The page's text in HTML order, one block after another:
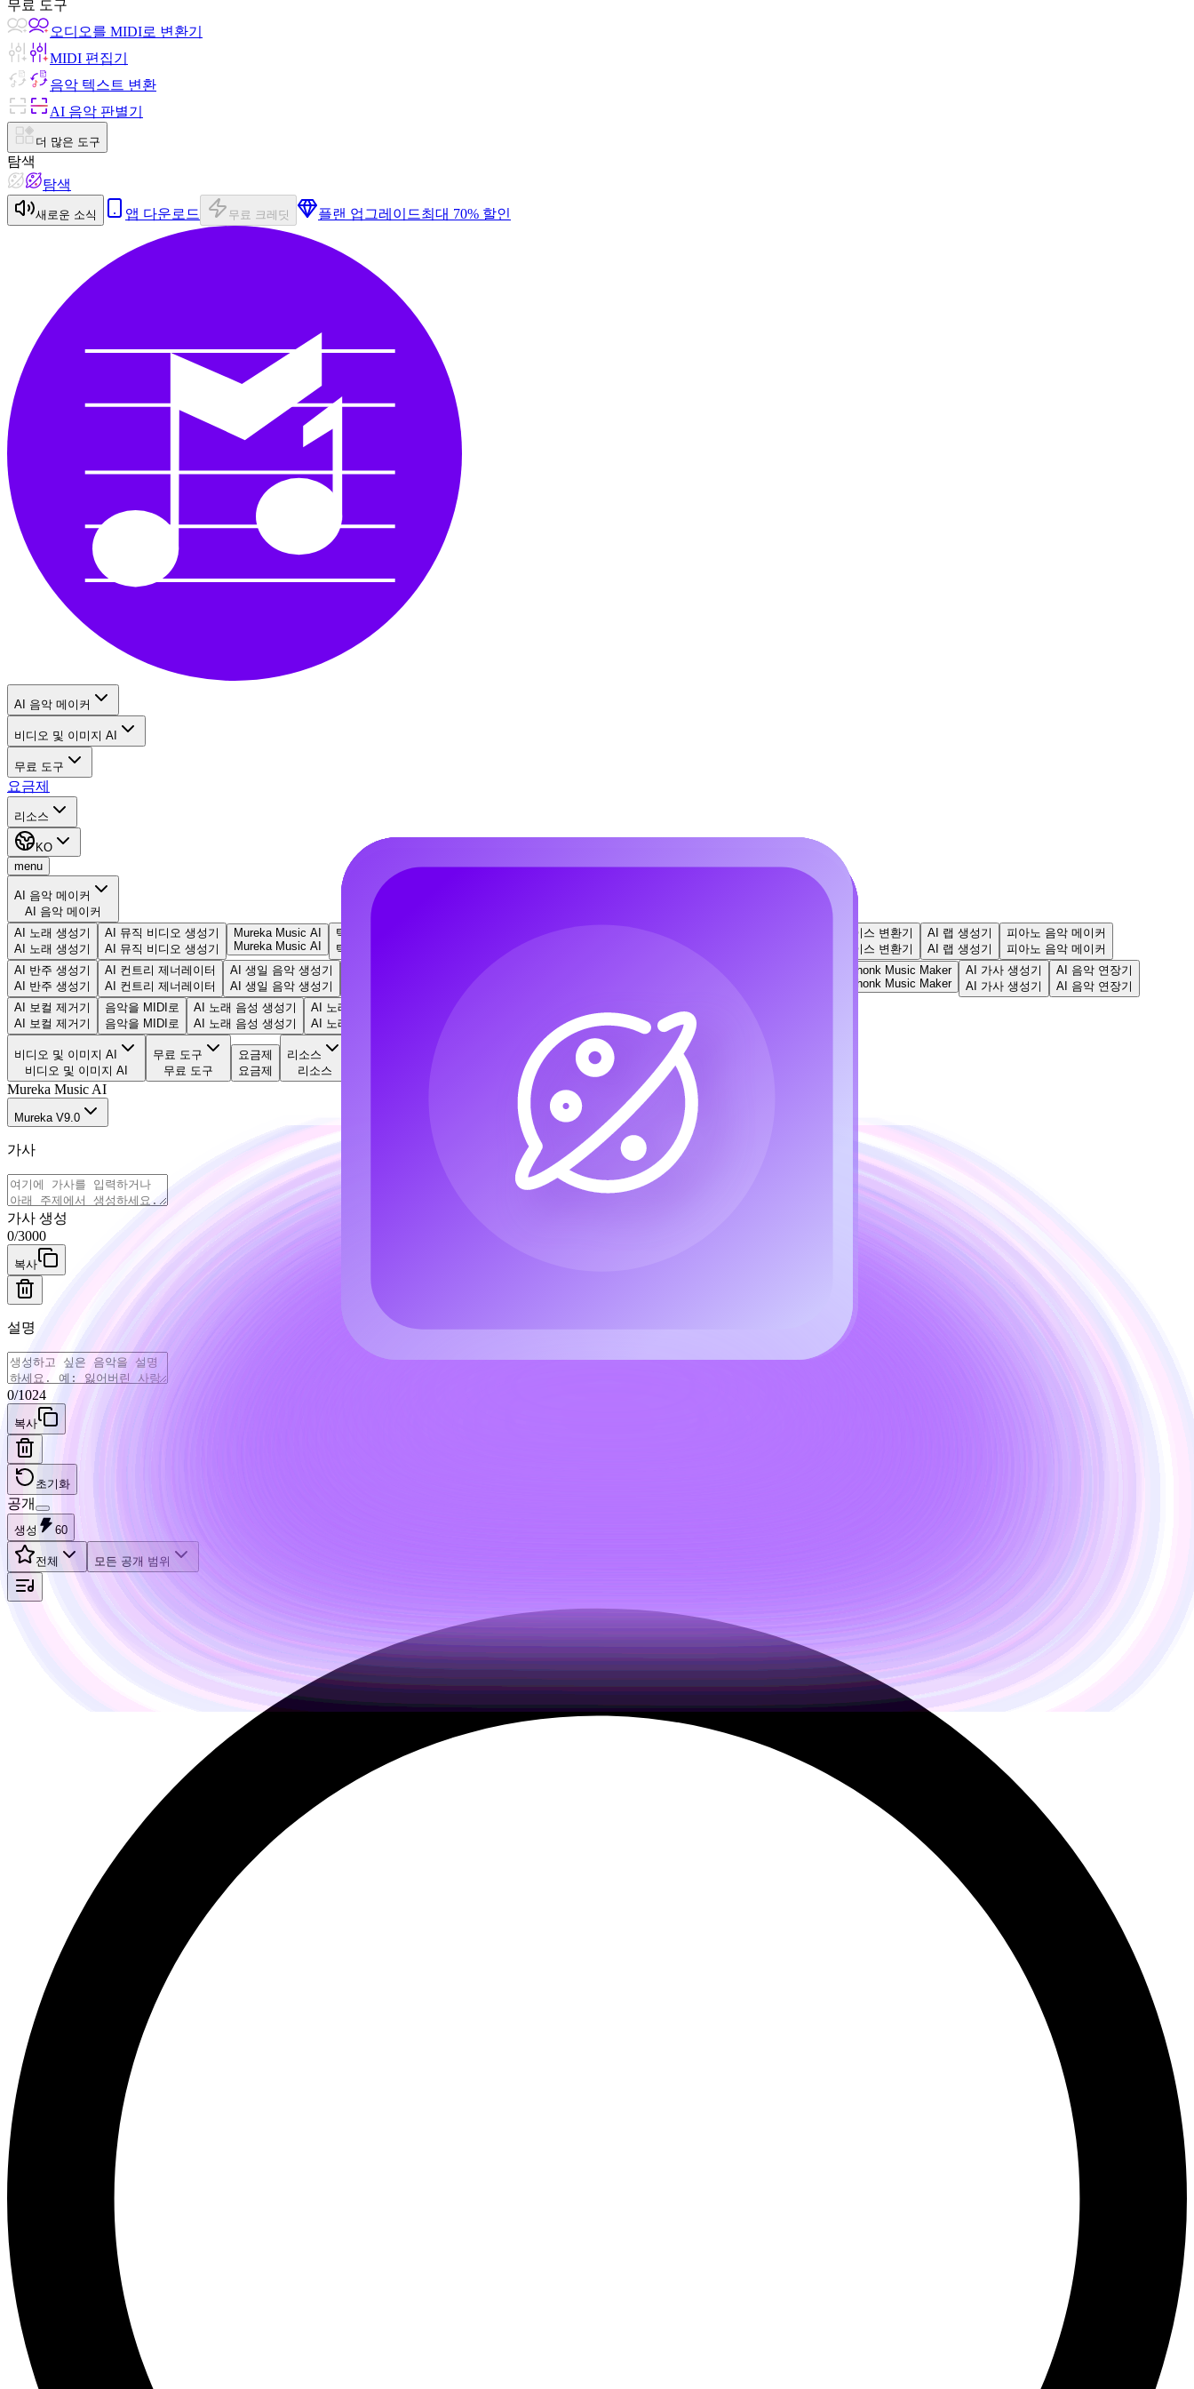
무료 도구
오디오를 MIDI로 변환기
MIDI 편집기
음악 텍스트 변환
AI 음악 판별기
더 많은 도구
탐색
탐색
새로운 소식 앱 다운로드 무료 크레딧 플랜 업그레이드최대 70% 할인
AI 음악 메이커
비디오 및 이미지 AI
무료 도구
요금제
리소스
KO
menu
AI 음악 메이커
AI 음악 메이커
AI 노래 생성기
AI 노래 생성기
AI 뮤직 비디오 생성기
AI 뮤직 비디오 생성기
Mureka Music AI
Mureka Music AI
텍스트로 음악 만들기
텍스트로 음악 만들기
오디오로 음악 만들기
오디오로 음악 만들기
이미지로 음악 만들기
이미지로 음악 만들기
AI 보이스 변환기
AI 보이스 변환기
AI 랩 생성기
AI 랩 생성기
피아노 음악 메이커
피아노 음악 메이커
AI 반주 생성기
AI 반주 생성기
AI 컨트리 제너레이터
AI 컨트리 제너레이터
AI 생일 음악 생성기
AI 생일 음악 생성기
AI 재즈 제너레이터
AI 재즈 제너레이터
Phonk Music Maker
Phonk Music Maker
AI 가사 생성기
AI 가사 생성기
AI 음악 연장기
AI 음악 연장기
AI 보컬 제거기
AI 보컬 제거기
음악을 MIDI로
음악을 MIDI로
AI 노래 음성 생성기
AI 노래 음성 생성기
AI 노래 커버 생성기
AI 노래 커버 생성기
비디오 및 이미지 AI
비디오 및 이미지 AI
무료 도구
무료 도구
요금제
요금제
리소스
리소스
Mureka Music AI
Mureka V9.0
가사
가사 생성
0/3000
복사
설명
0/1024
복사
초기화
공개
생성 60
전체 모든 공개 범위